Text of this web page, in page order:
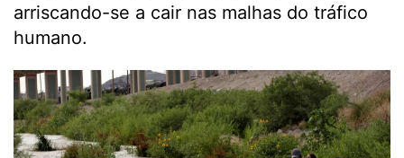
arriscando-se a cair nas malhas do tráfico
humano.